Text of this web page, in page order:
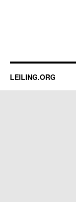
LEILING.ORG